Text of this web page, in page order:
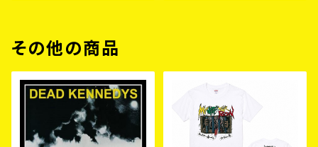
その他の商品